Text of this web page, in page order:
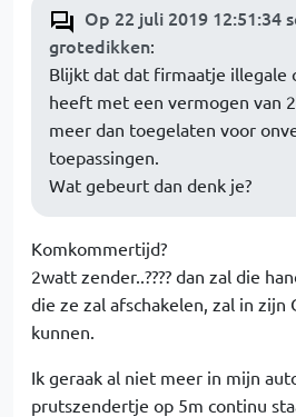
Op 22 juli 2019 12:51:34
grotedikken:
Blijkt dat dat firmaatje illegale
heeft met een vermogen van
meer dan toegelaten voor
toepassingen.
Wat gebeurt dan denk je?
Komkommertijd?
2watt zender..???? dan zal die
die ze zal afschakelen, zal in
kunnen.
Ik geraak al niet meer in mijn
prutszendertje op 5m continu